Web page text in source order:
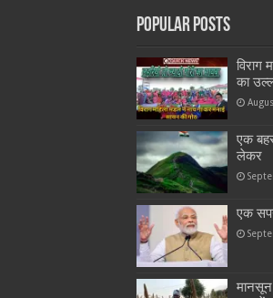
Popular Posts
विराग
का
एक
लेकर
एक
मानसून